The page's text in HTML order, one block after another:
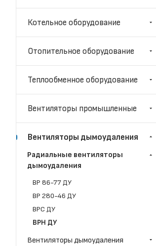
Котельное оборудование
Отопительное оборудование
Теплообменное оборудование
Вентиляторы промышленные
Вентиляторы дымоудаления
Радиальные вентиляторы
дымоудаления
ВР 86-77 ДУ
ВР 280-46 ДУ
ВРС ДУ
ВРН ДУ
Вентиляторы дымоудаления